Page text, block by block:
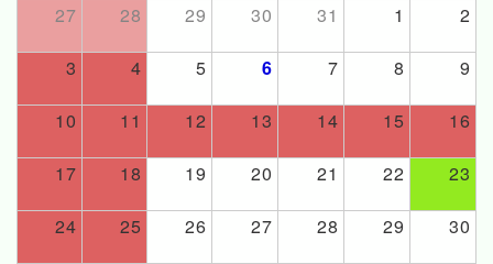
27 28 29 30 31 1 2
3 4 5 6 7 8 9
10 11 12 13 14 15 16
17 18 19 20 21 22 23
24 25 26 27 28 29 30